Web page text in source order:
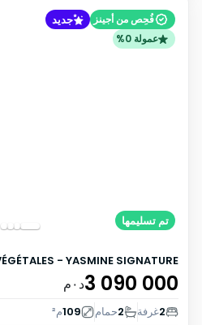
فُحِص من أجينز جديد
عمولة 0%
تم تسليمها
- YASMINE SIGNATURE
3 090 000د٠م
2غرفة 2حمام 109م²